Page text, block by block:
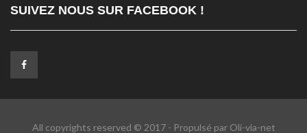
SUIVEZ NOUS SUR FACEBOOK !
All copyrights reserved © 2017 - Propulsé par Oli-via-net